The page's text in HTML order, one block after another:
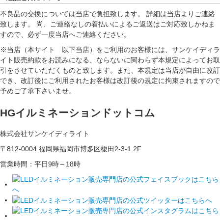
不良品の交換については当店で負担致します。 詳細は当店よりご連絡
致します。 尚、ご連絡なしの着払いによるご返送はご対応致しかねま
すので、必ず一度当店へご連絡ください。
※当店（本サイト 以下当店）をご利用のお客様には、サンケイディラ
イト販売約款をお読みになる、ならないに関わらず本規定によってお取
引をさせていただくものと致します。また、本規定は当店が自由に改訂
でき、改訂後にご利用されたお客様は改訂後の規定に拘束されますので
予めご了承下さいませ。
HGイルミネーションドットコム
株式会社サンケイディライト
〒812-0004 福岡県福岡市博多区榎田2-3-1 2F
営業時間：平日9時～18時